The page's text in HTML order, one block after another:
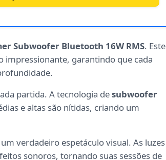
Subwoofer Bluetooth 16W RMS. Este
impressionante, garantindo que cada
partida. A tecnologia desubwoofer
e altas são nítidas, criando um
verdadeiro espetáculo visual. As luzes
sonoros, tornando suas sessões de